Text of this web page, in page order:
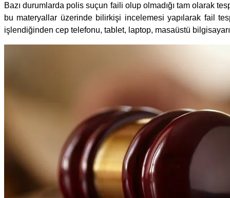
Bazı durumlarda polis suçun faili olup olmadığı tam olarak
bu materyallar üzerinde bilirkişi incelemesi yapılarak fail
işlendiğinden cep telefonu, tablet, laptop, masaüstü